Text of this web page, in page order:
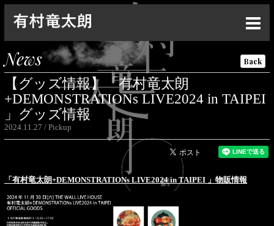
Top
News
Live
Media
Profile
Discography
Goods
News Back
【グッズ情報】「有村⻯太朗
+DEMONSTRATIONs LIVE2024 in TAIPEI
」グッズ情報
2024.11.27 Pickup
「有村⻯太朗+DEMONSTRATIONs LIVE2024 in TAIPEI 」物販情報